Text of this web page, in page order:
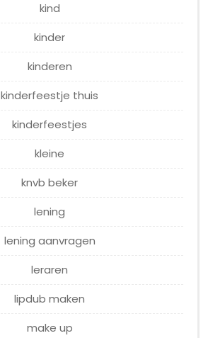
kind
kinder
kinderen
kinderfeestje thuis
kinderfeestjes
kleine
knvb beker
lening
lening aanvragen
leraren
lipdub maken
make up